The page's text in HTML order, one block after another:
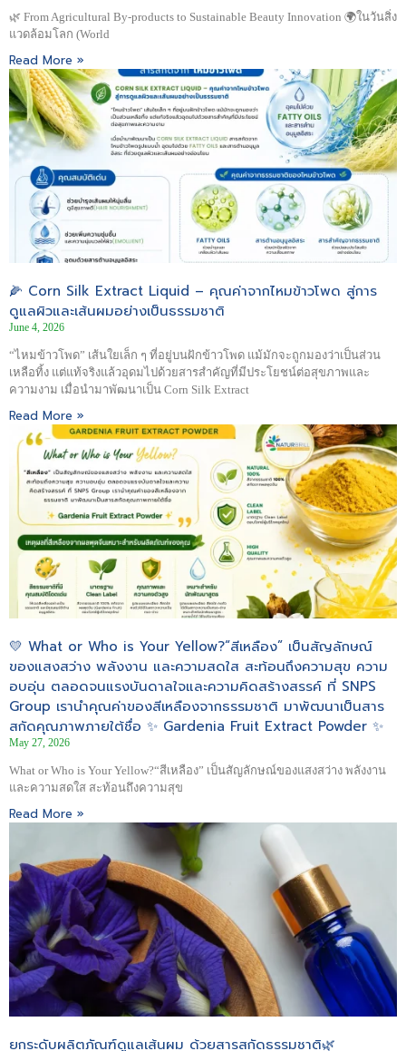
🌿 From Agricultural By-products to Sustainable Beauty Innovation 🌍ในวันสิ่ง
แวดล้อมโลก (World
Read More »
🌽 Corn Silk Extract Liquid – คุณค่าจากไหมข้าวโพด สู่การ
ดูแลผิวและเส้นผมอย่างเป็นธรรมชาติ
June 4, 2026
“ไหมข้าวโพด” เส้นใยเล็ก ๆ ที่อยู่บนฝักข้าวโพด แม้มักจะถูกมองว่าเป็นส่วน
เหลือทิ้ง แต่แท้จริงแล้วอุดมไปด้วยสารสำคัญที่มีประโยชน์ต่อสุขภาพและ
ความงาม เมื่อนำมาพัฒนาเป็น Corn Silk Extract
Read More »
💛 What or Who is Your Yellow?“สีเหลือง” เป็นสัญลักษณ์
ของแสงสว่าง พลังงาน และความสดใส สะท้อนถึงความสุข ความ
อบอุ่น ตลอดจนแรงบันดาลใจและความคิดสร้างสรรค์ ที่ SNPS
Group เรานำคุณค่าของสีเหลืองจากธรรมชาติ มาพัฒนาเป็นสาร
สกัดคุณภาพภายใต้ชื่อ ✨ Gardenia Fruit Extract Powder ✨
May 27, 2026
What or Who is Your Yellow?“สีเหลือง” เป็นสัญลักษณ์ของแสงสว่าง พลังงาน
และความสดใส สะท้อนถึงความสุข
Read More »
ยกระดับผลิตภัณฑ์ดูแลเส้นผม ด้วยสารสกัดธรรมชาติ🌿